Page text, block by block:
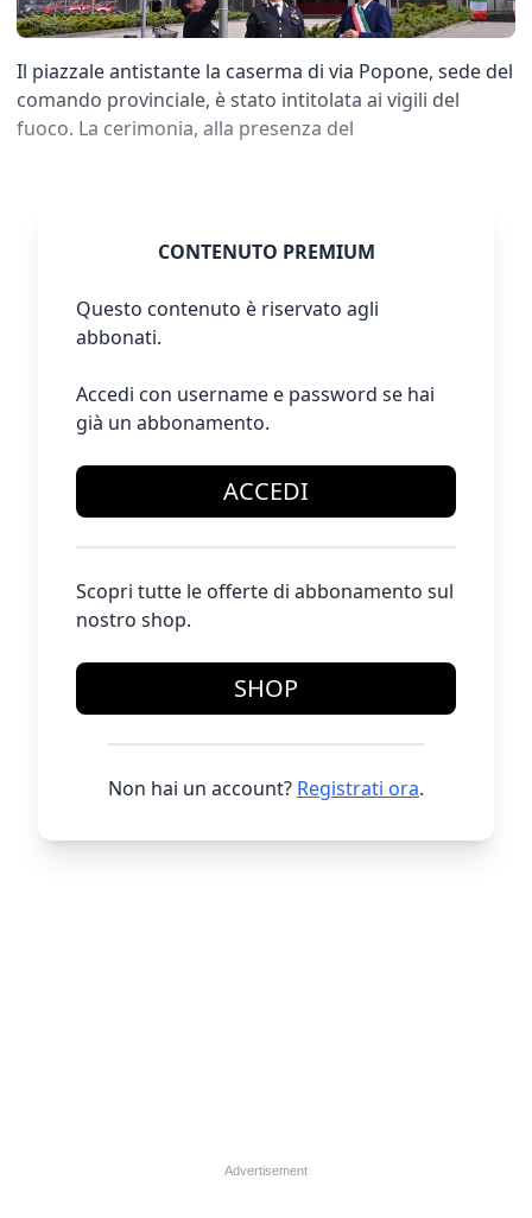
Il piazzale antistante la caserma di via Popone, sede del
comando provinciale, è stato intitolata ai vigili del
fuoco. La cerimonia, alla presenza del
CONTENUTO PREMIUM
Questo contenuto è riservato agli
abbonati.
Accedi con username e password se hai
già un abbonamento.
ACCEDI
Scopri tutte le offerte di abbonamento sul
nostro shop.
SHOP
Non hai un account? Registrati ora.